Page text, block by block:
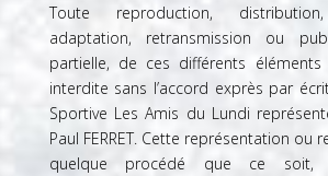
Toute reproduction,
adaptation, retransmission ou
partielle, de ces différents
interdite sans l’accord exprès par
Sportive Les Amis du Lundi
Paul FERRET. Cette représentation ou
quelque procédé que ce soit,